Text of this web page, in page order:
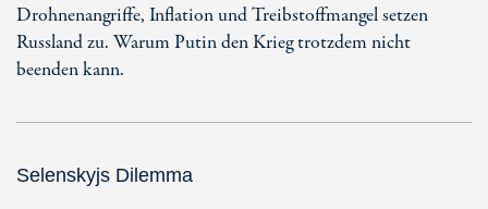
Drohnenangriffe, Inflation und Treibstoffmangel setzen
Russland zu. Warum Putin den Krieg trotzdem nicht
beenden kann.
Selenskyjs Dilemma